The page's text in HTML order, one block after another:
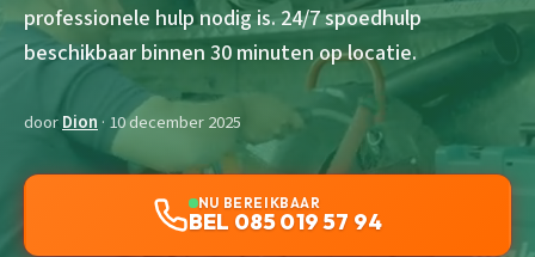
professionele hulp nodig is. 24/7 spoedhulp
beschikbaar binnen 30 minuten op locatie.
doorDion · 10 december 2025
NU BEREIKBAAR
BEL 085 019 57 94